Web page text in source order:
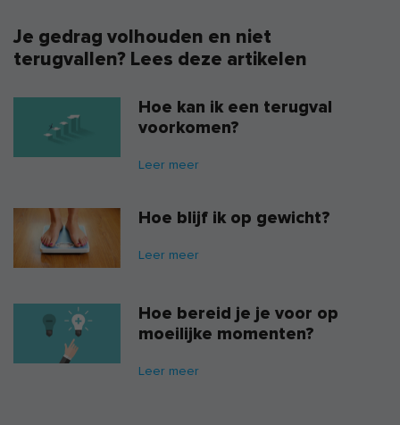
Je gedrag volhouden en niet
terugvallen? Lees deze artikelen
Hoe kan ik een terugval
voorkomen?
Leer meer
Hoe blijf ik op gewicht?
Leer meer
Hoe bereid je je voor op
moeilijke momenten?
Leer meer